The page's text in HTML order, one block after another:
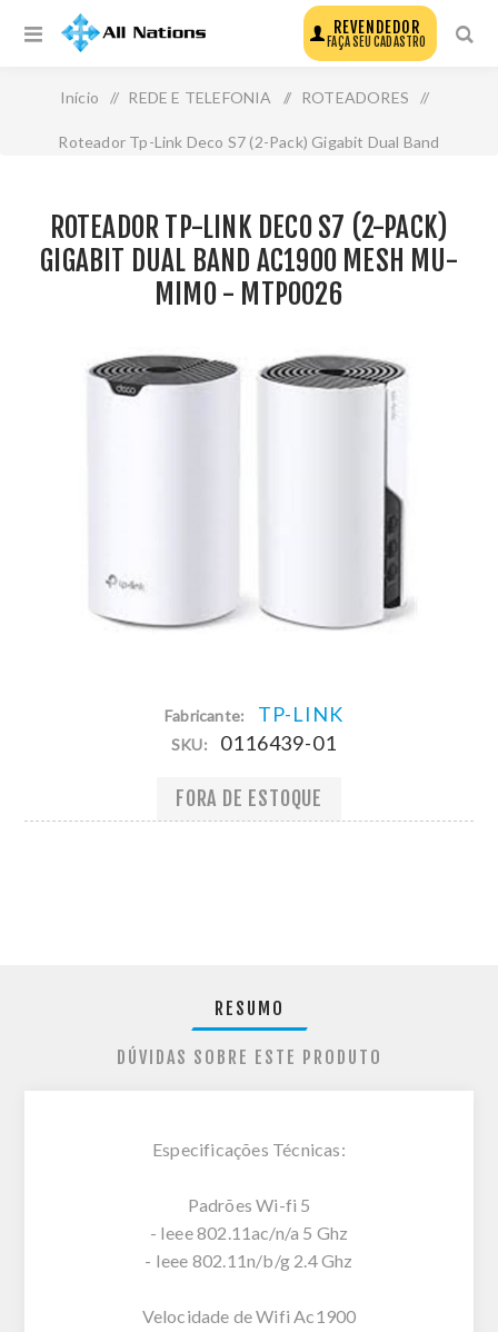
REVENDEDOR
FAÇA SEU CADASTRO
Início / REDE E TELEFONIA / ROTEADORES /
Roteador Tp-Link Deco S7 (2-Pack) Gigabit Dual Band
ROTEADOR TP-LINK DECO S7 (2-PACK)
GIGABIT DUAL BAND AC1900 MESH MU-
MIMO - MTP0026
Fabricante: TP-LINK
SKU: 0116439-01
FORA DE ESTOQUE
RESUMO
DÚVIDAS SOBRE ESTE PRODUTO
Especificações Técnicas:
Padrões Wi-fi 5
- Ieee 802.11ac/n/a 5 Ghz
- Ieee 802.11n/b/g 2.4 Ghz
Velocidade de Wifi Ac1900